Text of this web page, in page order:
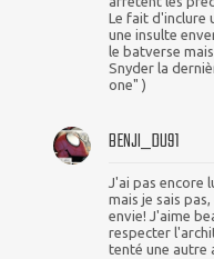
Le fait d'inclure
une insulte
le batverse
Snyder la
one" )
BENJI_DU91
J'ai pas encore
mais je sais
envie! J'aime
respecter
tenté une autre